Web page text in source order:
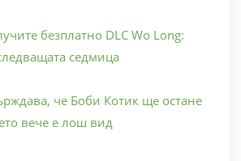
безплатно DLC Wo Long:
седмица
че Боби Котик ще остане
вече е лош вид